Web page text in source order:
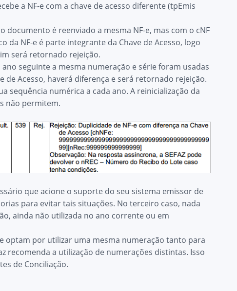
a NF-e com a chave de acesso diferente (tpEmis
documento é reenviado a mesma NF-e, mas com o cNF
NF-e é parte integrante da Chave de Acesso, logo
será retornado rejeição.
seguinte a mesma numeração e série foram usadas
de Acesso, haverá diferença e será retornado rejeição.
sequência numérica a cada ano. A reinicialização da
não permitem.
que acione o suporte do seu sistema emissor de
para evitar tais situações. No terceiro caso, nada
ainda não utilizada no ano corrente ou em
optam por utilizar uma mesma numeração tanto para
recomenda a utilização de numerações distintas. Isso
de Conciliação.